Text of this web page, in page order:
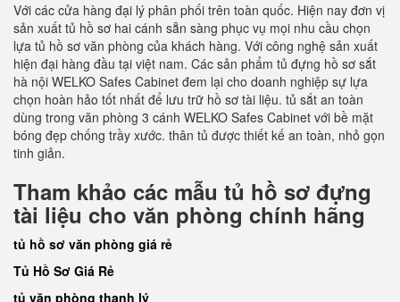
Với các cửa hàng đại lý phân phối trên toàn quốc. Hiện nay đơn vị
sản xuất tủ hồ sơ hai cánh sẵn sàng phục vụ mọi nhu cầu chọn
lựa tủ hồ sơ văn phòng của khách hàng. Với công nghệ sản xuất
hiện đại hàng đầu tại việt nam. Các sản phẩm tủ đựng hồ sơ sắt
hà nội WELKO Safes Cabinet đem lại cho doanh nghiệp sự lựa
chọn hoàn hảo tốt nhất để lưu trữ hồ sơ tài liệu. tủ sắt an toàn
dùng trong văn phòng 3 cánh WELKO Safes Cabinet với bề mặt
bóng đẹp chống trầy xước. thân tủ được thiết kế an toàn, nhỏ gọn
tinh giản.
Tham khảo các mẫu tủ hồ sơ đựng
tài liệu cho văn phòng chính hãng
tủ hồ sơ văn phòng giá rẻ
Tủ Hồ Sơ Giá Rẻ
tủ văn phòng thanh lý